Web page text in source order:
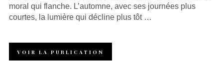
moral qui flanche. L’automne, avec ses journées plus
courtes, la lumière qui décline plus tôt …
VOIR LA PUBLICATION